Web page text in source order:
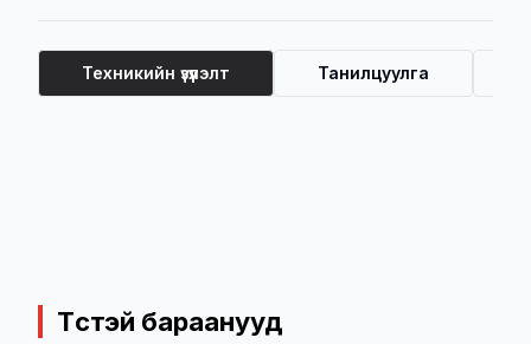
Техникийн үзүүлэлт Танилцуулга
Төстэй бараанууд